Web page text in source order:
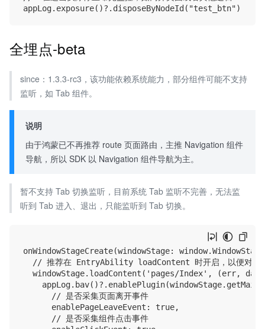
全埋点-beta
since：1.3.3-rc3，该功能依赖系统能力，部分组件可能不支持
监听，如 Tab 组件。
说明
由于鸿蒙已不再推荐 route 页面路由，主推 Navigation 组件
导航，所以 SDK 以 Navigation 组件导航为主。
暂不支持 Tab 切换监听，目前系统 Tab 监听不完善，无法监
听到 Tab 进入、退出，只能监听到 Tab 切换。
onWindowStageCreate(windowStage:
// 推荐在 EntryAbility loadContent 时开启，以便对页
windowStage.loadContent('pages/Index', (err,
      // 是否采集页面离开事件
      enablePageLeaveEvent: true,
      // 是否采集组件点击事件